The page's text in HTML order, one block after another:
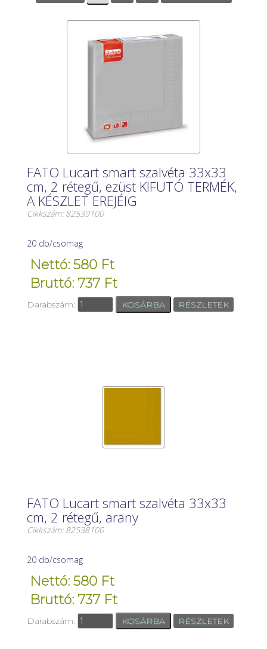
FATO Lucart smart szalvéta 33x33
cm, 2 rétegű, ezüst KIFUTÓ TERMÉK,
A KÉSZLET EREJÉIG
Cikkszám: 82539100
20 db/csomag
Nettó: 580 Ft
Bruttó: 737 Ft
Darabszám: RÉSZLETEK
FATO Lucart smart szalvéta 33x33
cm, 2 rétegű, arany
Cikkszám: 82538100
20 db/csomag
Nettó: 580 Ft
Bruttó: 737 Ft
Darabszám: RÉSZLETEK